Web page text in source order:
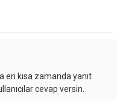
en kısa zamanda yanıt
cevap versin.